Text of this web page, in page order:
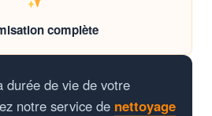
complète
durée de vie de votre
notre service de nettoyage